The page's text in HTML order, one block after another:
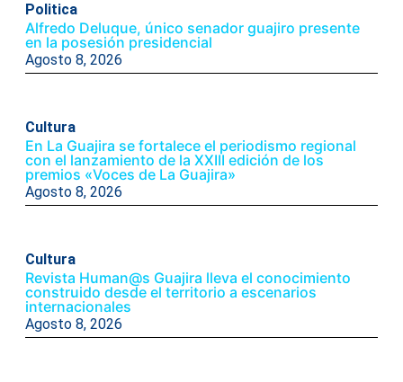
Politica
Alfredo Deluque, único senador guajiro presente
en la posesión presidencial
Agosto 8, 2026
Cultura
En La Guajira se fortalece el periodismo regional
con el lanzamiento de la XXIII edición de los
premios «Voces de La Guajira»
Agosto 8, 2026
Cultura
Revista Human@s Guajira lleva el conocimiento
construido desde el territorio a escenarios
internacionales
Agosto 8, 2026